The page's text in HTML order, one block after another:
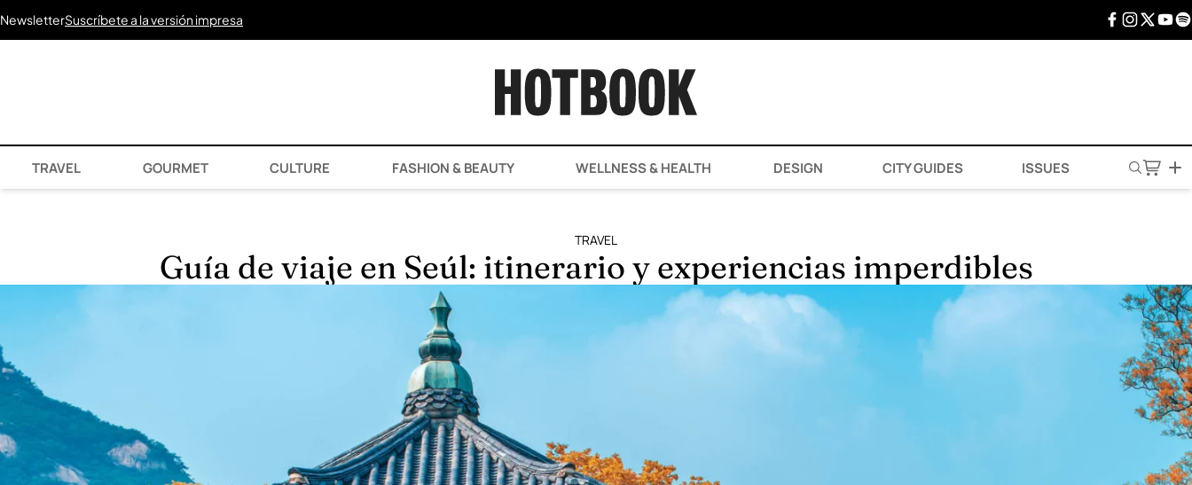
NewsletterSuscríbete a la versión impresa
TRAVEL GOURMET CULTURE FASHION & BEAUTY WELLNESS & HEALTH DESIGN CITY GUIDES ISSUES
TRAVEL
Guía de viaje en Seúl: itinerario y experiencias imperdibles